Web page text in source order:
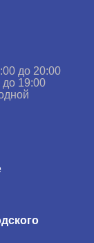
до 20:00
до 19:00